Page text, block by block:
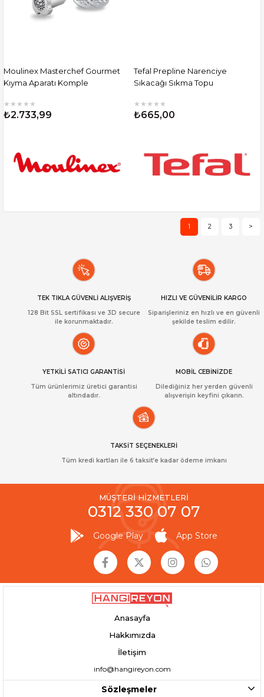
Moulinex Masterchef Gourmet
Kıyma Aparatı Komple
★ ★ ★ ★ ★
₺2.733,99
Tefal Prepline Narenciye
Sıkacağı Sıkma Topu
★ ★ ★ ★ ★
₺665,00
1 2 3 >
TEK TIKLA GÜVENLİ ALIŞVERİŞ
128 Bit SSL sertifikası ve 3D secure
ile korunmaktadır.
HIZLI VE GÜVENİLİR KARGO
Siparişleriniz en hızlı ve en güvenli
şekilde teslim edilir.
YETKİLİ SATICI GARANTİSİ
Tüm ürünlerimiz üretici garantisi
altındadır.
MOBİL CEBİNİZDE
Dilediğiniz her yerden güvenli
alışverişin keyfini çıkarın.
TAKSİT SEÇENEKLERİ
Tüm kredi kartları ile 6 taksit’e kadar ödeme imkanı
MÜŞTERİ HİZMETLERİ
0312 330 07 07
Google Play App Store
Anasayfa
Hakkımızda
İletişim
info@hangireyon.com
Sözleşmeler